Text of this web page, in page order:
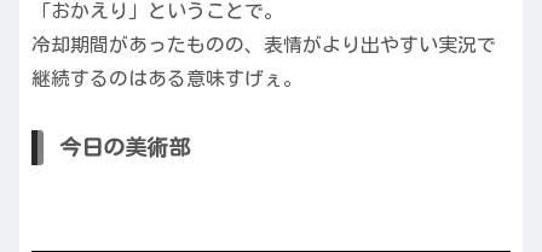
「おかえり」ということで。
冷却期間があったものの、表情がより出やすい実況で
継続するのはある意味すげぇ。
今日の美術部